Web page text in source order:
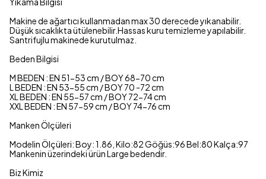
Makine de ağartıcı kullanmadan max 30 derecede yıkanabilir.
Düşük sıcaklıkta ütülenebilir.Hassas kuru temizleme yapılabilir.
Santrifujlu makinede kurutulmaz.
Beden Bilgisi
M BEDEN : EN 51-53 cm / BOY 68-70 cm
L BEDEN : EN 53-55 cm / BOY 70 -72 cm
XL BEDEN : EN 55-57 cm / BOY 72-74 cm
XXL BEDEN : EN 57-59 cm / BOY 74-76 cm
Manken Ölçüleri
Modelin Ölçüleri: Boy: 1.86, Kilo:82 Göğüs:96 Bel:80 Kalça:97
Mankenin üzerindeki ürün Large bedendir.
Biz Kimiz